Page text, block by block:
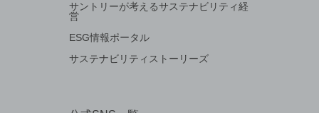
サントリーが考えるサステナビリティ経
営
ESG情報ポータル
サステナビリティストーリーズ